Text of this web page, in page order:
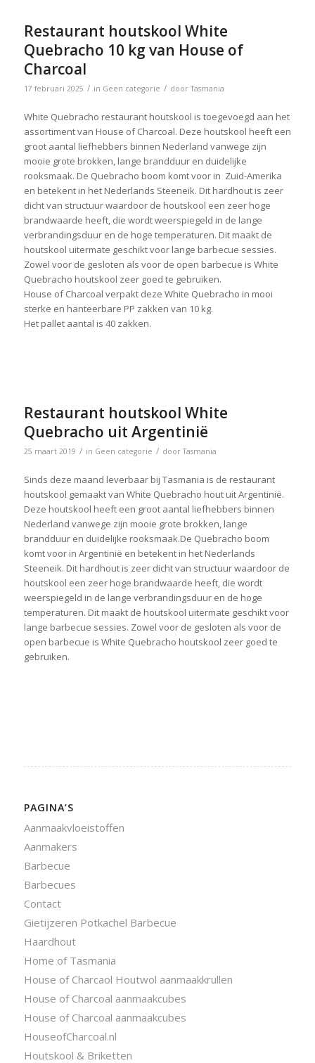
Restaurant houtskool White
Quebracho 10 kg van House of
Charcoal
17 februari 2025 / in Geen categorie / doorTasmania
White Quebracho restaurant houtskool is toegevoegd aan het
assortiment van House of Charcoal. Deze houtskool heeft een
groot aantal liefhebbers binnen Nederland vanwege zijn
mooie grote brokken, lange brandduur en duidelijke
rooksmaak. De Quebracho boom komt voor in Zuid-Amerika
en betekent in het Nederlands Steeneik. Dit hardhout is zeer
dicht van structuur waardoor de houtskool een zeer hoge
brandwaarde heeft, die wordt weerspiegeld in de lange
verbrandingsduur en de hoge temperaturen. Dit maakt de
houtskool uitermate geschikt voor lange barbecue sessies.
Zowel voor de gesloten als voor de open barbecue is White
Quebracho houtskool zeer goed te gebruiken.
House of Charcoal verpakt deze White Quebracho in mooi
sterke en hanteerbare PP zakken van 10 kg.
Het pallet aantal is 40 zakken.
Restaurant houtskool White
Quebracho uit Argentinië
25 maart 2019 / in Geen categorie / doorTasmania
Sinds deze maand leverbaar bij Tasmania is de restaurant
houtskool gemaakt van White Quebracho hout uit Argentinië.
Deze houtskool heeft een groot aantal liefhebbers binnen
Nederland vanwege zijn mooie grote brokken, lange
brandduur en duidelijke rooksmaak.De Quebracho boom
komt voor in Argentinië en betekent in het Nederlands
Steeneik. Dit hardhout is zeer dicht van structuur waardoor de
houtskool een zeer hoge brandwaarde heeft, die wordt
weerspiegeld in de lange verbrandingsduur en de hoge
temperaturen. Dit maakt de houtskool uitermate geschikt voor
lange barbecue sessies. Zowel voor de gesloten als voor de
open barbecue is White Quebracho houtskool zeer goed te
gebruiken.
PAGINA’S
Aanmaakvloeistoffen
Aanmakers
Barbecue
Barbecues
Contact
Gietijzeren Potkachel Barbecue
Haardhout
Home of Tasmania
House of Charcaol Houtwol aanmaakkrullen
House of Charcoal aanmaakcubes
House of Charcoal aanmaakcubes
HouseofCharcoal.nl
Houtskool & Briketten